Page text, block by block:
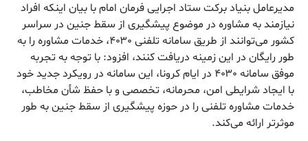
مدیرعامل بنیاد برکت ستاد اجرایی فرمان امام با بیان اینکه افراد
نیازمند به مشاوره در موضوع پیشگیری از سقط جنین در سراسر
کشور می‌توانند از طریق سامانه تلفنی ۴۰۳۰، خدمات مشاوره را به
طور رایگان در این زمینه دریافت کنند، افزود: با توجه به تجربه
موفق سامانه ۴۰۳۰ در ایام کرونا، این سامانه در رویکرد جدید خود
با ایجاد شرایطی امن، محرمانه، تخصصی و با حفظ شأن مخاطب،
خدمات مشاوره تلفنی را در حوزه پیشگیری از سقط جنین به طور
موثرتر ارائه می‌کند.